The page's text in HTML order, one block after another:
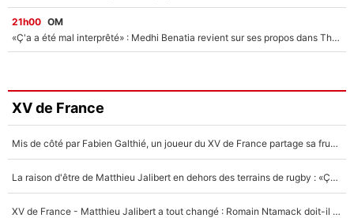
21h00 OM
«Ç'a a été mal interprêté» : Medhi Benatia revient sur ses propos dans The Bridge et précise ses conditions pour rejoindre le PSG !
XV de France
Mis de côté par Fabien Galthié, un joueur du XV de France partage sa frustration : «ils ne me l’ont pas dit tout de suite»
La raison d'être de Matthieu Jalibert en dehors des terrains de rugby : «Ça m'atteint autant que si tu touches à un membre de ma famille»
XV de France - Matthieu Jalibert a tout changé : Romain Ntamack doit-il s’inquiéter pour sa place à un an de la Coupe du monde ?